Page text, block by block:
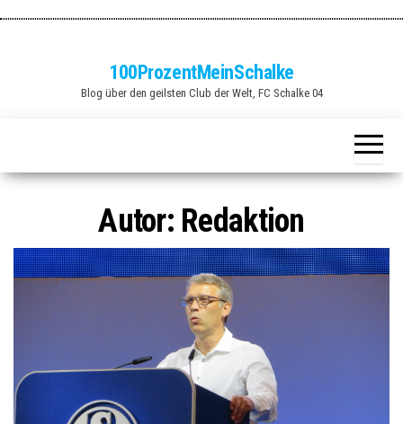
100ProzentMeinSchalke
Blog über den geilsten Club der Welt, FC Schalke 04
Autor: Redaktion